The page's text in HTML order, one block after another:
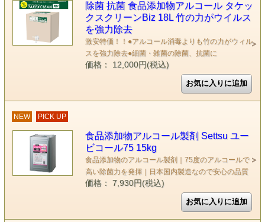
除菌 抗菌 食品添加物アルコール タケッ
クスクリーンBiz 18L 竹の力がウイルス
を強力除去
激安特価！！●アルコール消毒よりも竹の力がウィル
スを強力除去●細菌・雑菌の除菌、抗菌に
価格： 12,000円(税込)
NEW PICK UP
食品添加物アルコール製剤 Settsu ユー
ビコール75 15kg
食品添加物のアルコール製剤｜75度のアルコールで
高い除菌力を発揮｜日本国内製造なので安心の品質
価格： 7,930円(税込)